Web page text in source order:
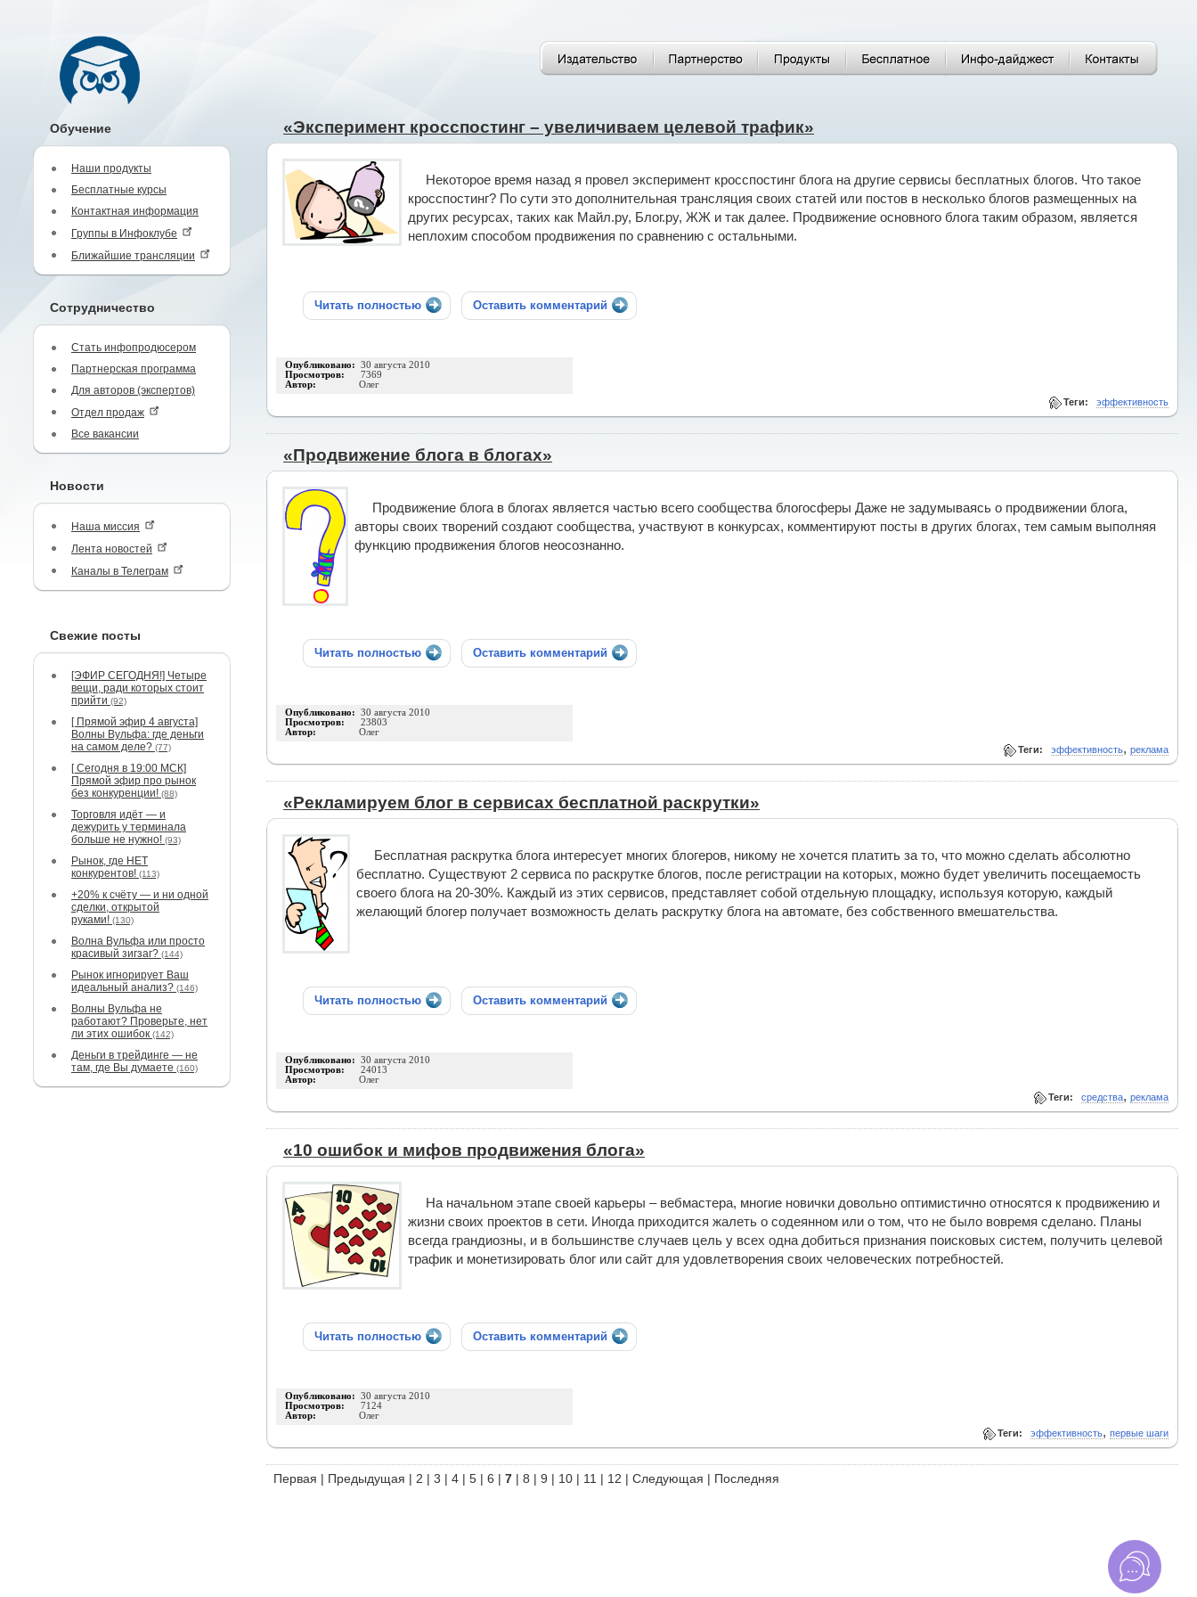
Обучение
Наши продукты
Бесплатные курсы
Контактная информация
Группы в Инфоклубе
Ближайшие трансляции
Сотрудничество
Стать инфопродюсером
Партнерская программа
Для авторов (экспертов)
Отдел продаж
Все вакансии
Новости
Наша миссия
Лента новостей
Каналы в Телеграм
Свежие посты
[ЭФИР СЕГОДНЯ!] Четыре
вещи, ради которых стоит
прийти (92)
[ Прямой эфир 4 августа]
Волны Вульфа: где деньги
на самом деле? (77)
[ Сегодня в 19:00 МСК]
Прямой эфир про рынок
без конкуренции! (88)
Торговля идёт — и
дежурить у терминала
больше не нужно! (93)
Рынок, где НЕТ
конкурентов! (113)
+20% к счёту — и ни одной
сделки, открытой
руками! (130)
Волна Вульфа или просто
красивый зигзаг? (144)
Рынок игнорирует Ваш
идеальный анализ? (146)
Волны Вульфа не
работают? Проверьте, нет
ли этих ошибок (142)
Деньги в трейдинге — не
там, где Вы думаете (160)
«Эксперимент кросспостинг – увеличиваем целевой трафик»
Некоторое время назад я провел эксперимент кросспостинг блога на другие сервисы бесплатных блогов. Что такое
кросспостинг? По сути это дополнительная трансляция своих статей или постов в несколько блогов размещенных на
других ресурсах, таких как Майл.ру, Блог.ру, ЖЖ и так далее. Продвижение основного блога таким образом, является
неплохим способом продвижения по сравнению с остальными.
Читать полностью Оставить комментарий
Опубликовано: 30 августа 2010
Просмотров: 7369
Автор: Олег
Теги: эффективность
«Продвижение блога в блогах»
Продвижение блога в блогах является частью всего сообщества блогосферы Даже не задумываясь о продвижении блога,
авторы своих творений создают сообщества, участвуют в конкурсах, комментируют посты в других блогах, тем самым выполняя
функцию продвижения блогов неосознанно.
Читать полностью Оставить комментарий
Опубликовано: 30 августа 2010
Просмотров: 23803
Автор: Олег
Теги: эффективность, реклама
«Рекламируем блог в сервисах бесплатной раскрутки»
Бесплатная раскрутка блога интересует многих блогеров, никому не хочется платить за то, что можно сделать абсолютно
бесплатно. Существуют 2 сервиса по раскрутке блогов, после регистрации на которых, можно будет увеличить посещаемость
своего блога на 20-30%. Каждый из этих сервисов, представляет собой отдельную площадку, используя которую, каждый
желающий блогер получает возможность делать раскрутку блога на автомате, без собственного вмешательства.
Читать полностью Оставить комментарий
Опубликовано: 30 августа 2010
Просмотров: 24013
Автор: Олег
Теги: средства, реклама
«10 ошибок и мифов продвижения блога»
На начальном этапе своей карьеры – вебмастера, многие новички довольно оптимистично относятся к продвижению и
жизни своих проектов в сети. Иногда приходится жалеть о содеянном или о том, что не было вовремя сделано. Планы
всегда грандиозны, и в большинстве случаев цель у всех одна добиться признания поисковых систем, получить целевой
трафик и монетизировать блог или сайт для удовлетворения своих человеческих потребностей.
Читать полностью Оставить комментарий
Опубликовано: 30 августа 2010
Просмотров: 7124
Автор: Олег
Теги: эффективность, первые шаги
Первая | Предыдущая | 2 | 3 | 4 | 5 | 6 | 7 | 8 | 9 | 10 | 11 | 12 | Следующая | Последняя